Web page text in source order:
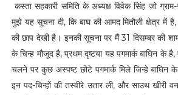
कस्ता सहकारी समिति के अध्यक्ष विवेक सिंह जो
मुझे यह सूचना दी, कि बाघ की आमद मितौली क्षेत्र में
की छाप देखी है। इनकी सूचना पर मैं 31 दिसम्बर की
के चिन्ह मौजूद है, प्रथम दृष्टया यह पगमार्क बाघिन के
चलने पर कुछ अस्पष्ट छोटे पगमार्क मिले जिन्हे बाघिन
इन पद-चिन्हों की तस्वीरे उतार ली, और साउथ